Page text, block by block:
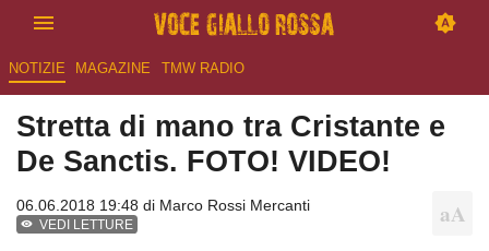
NOTIZIE MAGAZINE TMW RADIO
Stretta di mano tra Cristante e
De Sanctis. FOTO! VIDEO!
06.06.2018 19:48 di Marco Rossi Mercanti
VEDI LETTURE